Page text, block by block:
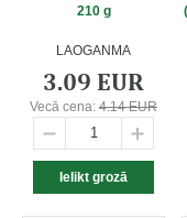
210 g
LAOGANMA
3.09 EUR
Vecā cena: 4.14 EUR